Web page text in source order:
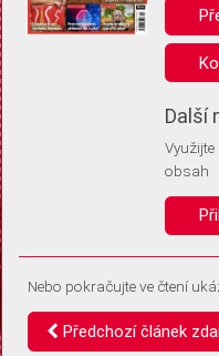
uložením volitelných informací:
Anonymní unikátní ID
Díky němu příště poznáme, že
Identifikátor je zcela anonymní.
Vaše souhlasy a odmítnutí si
vás už příště znovu neptali.
Další
obsah
Nebo pokračujte ve čtení
Předchozí článek